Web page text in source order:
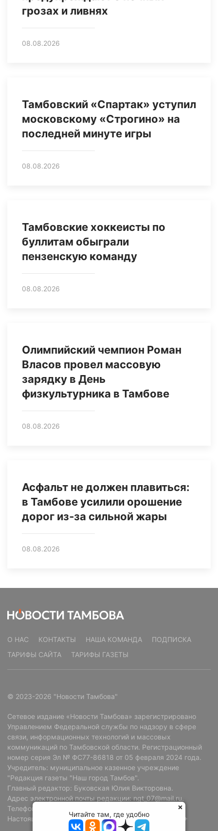
грозах и ливнях
08.08.2026
Тамбовский «Спартак» уступил
московскому «Строгино» на
последней минуте игры
08.08.2026
Тамбовские хоккеисты по
буллитам обыграли
пензенскую команду
08.08.2026
Олимпийский чемпион Роман
Власов провел массовую
зарядку в День
физкультурника в Тамбове
08.08.2026
Асфальт не должен плавиться:
в Тамбове усилили орошение
дорог из‑за сильной жары
08.08.2026
О НАС КОНТАКТЫ НАША КОМАНДА
ПОДПИСКА
ТАРИФЫ САЙТА
ТАРИФЫ ГАЗЕТЫ
© 2023-2026 "Новости Тамбова"
Сетевое издание «Новости Тамбова» зарегистрировано
Управлением Федеральной службы по надзору в сфере
связи, информационных технологий и массовых
коммуникаций по Тамбовской области. Регистрационный
номер серия Эл № ФС77-86818 от 05 февраля 2024 года.
Учредитель: муниципальное казенное учреждение
"Редакция газеты "Наш город Тамбов".
Главный редактор: Буковская Юлия Викторовна.
Адрес электронной почты редакции: ngt_07@mail.ru.
Телефон редакции: +7 (4752) 72-69-37.
Настоящий ресурс может содержать материалы 18+
Читайте там, где удобно